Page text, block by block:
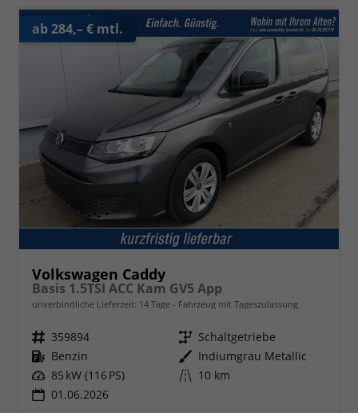
ab 284,– € mtl.
Volkswagen Caddy
Basis 1.5TSI ACC Kam GV5 App
unverbindliche Lieferzeit: 14 Tage Fahrzeug mit Tageszulassung
Fahrzeugnr. 359894 Getriebe Schaltgetriebe
Kraftstoff Benzin Außenfarbe Indiumgrau Metallic
Leistung 85 kW (116 PS) Kilometerstand 10 km
01.06.2026